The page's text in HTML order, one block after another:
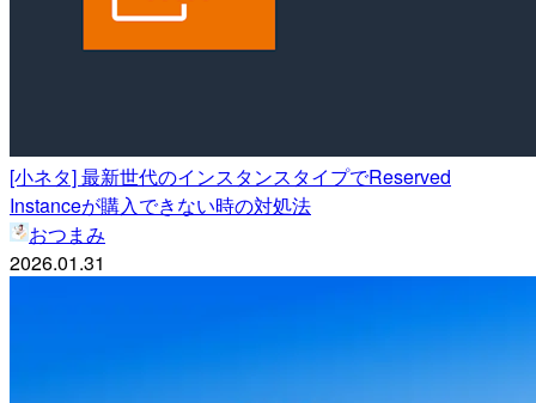
[小ネタ] 最新世代のインスタンスタイプでReserved
Instanceが購入できない時の対処法
おつまみ
2026.01.31